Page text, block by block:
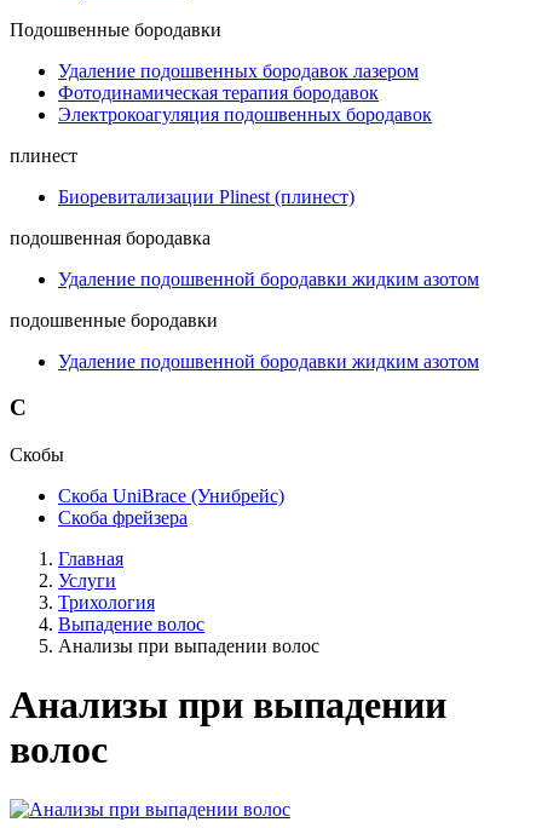
Подошвенные бородавки
Удаление подошвенных бородавок лазером
Фотодинамическая терапия бородавок
Электрокоагуляция подошвенных бородавок
плинест
Биоревитализации Plinest (плинест)
подошвенная бородавка
Удаление подошвенной бородавки жидким азотом
подошвенные бородавки
Удаление подошвенной бородавки жидким азотом
С
Скобы
Скоба UniBrace (Унибрейс)
Скоба фрейзера
Главная
Услуги
Трихология
Выпадение волос
Анализы при выпадении волос
Анализы при выпадении
волос